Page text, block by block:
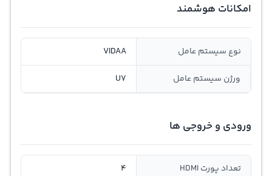
امکانات هوشمند
نوع سیستم عامل VIDAA
ورژن سیستم عامل U7
ورودی و خروجی ها
تعداد پورت HDMI 4